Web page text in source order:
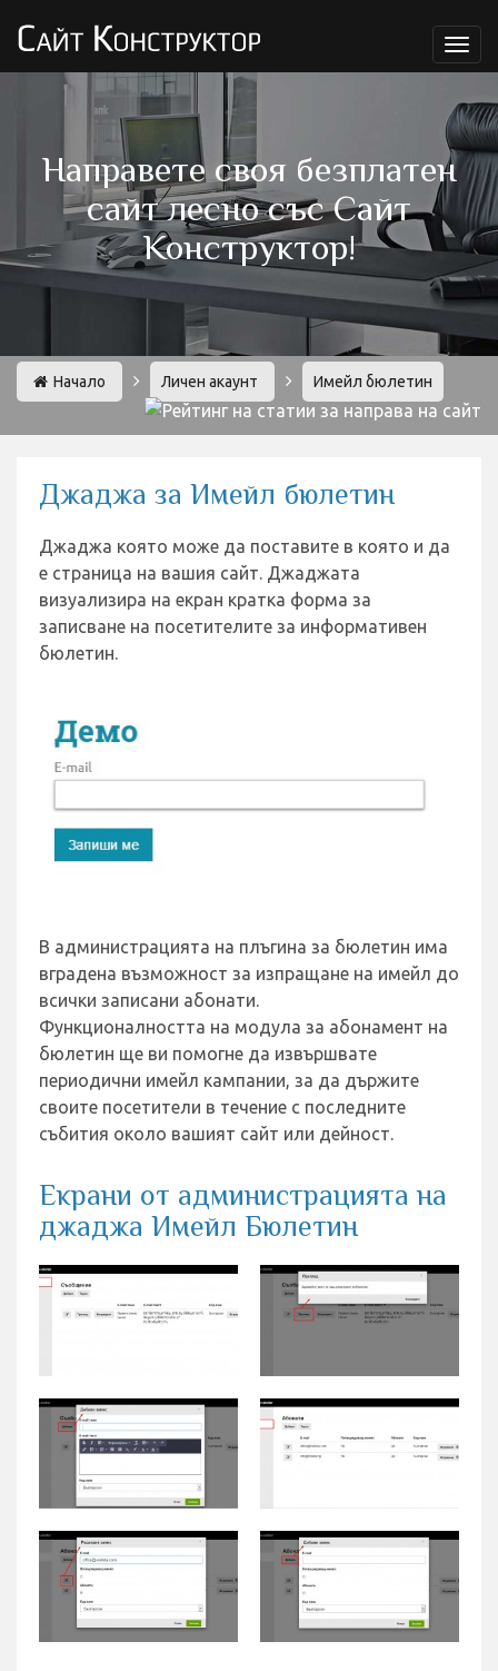
Направете своя безплатен
сайт лесно със Сайт
Конструктор!
Начало Личен акаунт Имейл бюлетин
Джаджа за Имейл бюлетин
Джаджа която може да поставите в която и да
е страница на вашия сайт. Джаджата
визуализира на екран кратка форма за
записване на посетителите за информативен
бюлетин.
В администрацията на плъгина за бюлетин има
вградена възможност за изпращане на имейл до
всички записани абонати.
Функционалността на модула за абонамент на
бюлетин ще ви помогне да извършвате
периодични имейл кампании, за да държите
своите посетители в течение с последните
събития около вашият сайт или дейност.
Екрани от администрацията на
джаджа Имейл Бюлетин